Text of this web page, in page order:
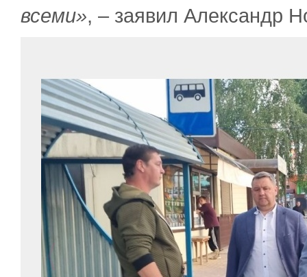
всеми», – заявил Александр